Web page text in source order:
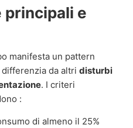
e
manifesta un pattern
da altri disturbi
. I criteri
:
di almeno il 25%